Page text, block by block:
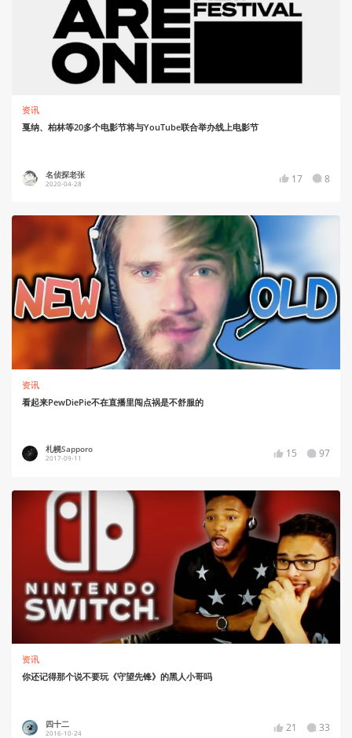
资讯
戛纳、柏林等20多个电影节将与YouTube联合举办线上电影节
名侦探老张
2020-04-28 17 8
资讯
看起来PewDiePie不在直播里闯点祸是不舒服的
札幌Sapporo
2017-09-11 15 97
资讯
你还记得那个说不要玩《守望先锋》的黑人小哥吗
四十二
2016-10-24 21 33